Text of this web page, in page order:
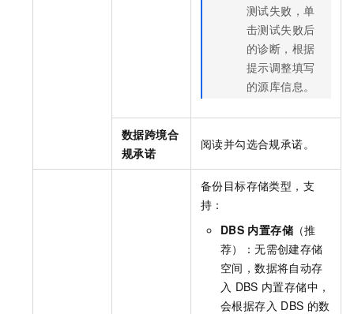
测试失败，单
击测试失败后
的诊断，根据
提示调整填写
的源库信息。
数据跨境合
规承诺
阅读并勾选合规承诺。
备份目标存储类型，支
持：
DBS 内置存储 （推
荐）：无需创建存储
空间，数据将自动存
入 DBS 内置存储中，
会根据存入 DBS 的数